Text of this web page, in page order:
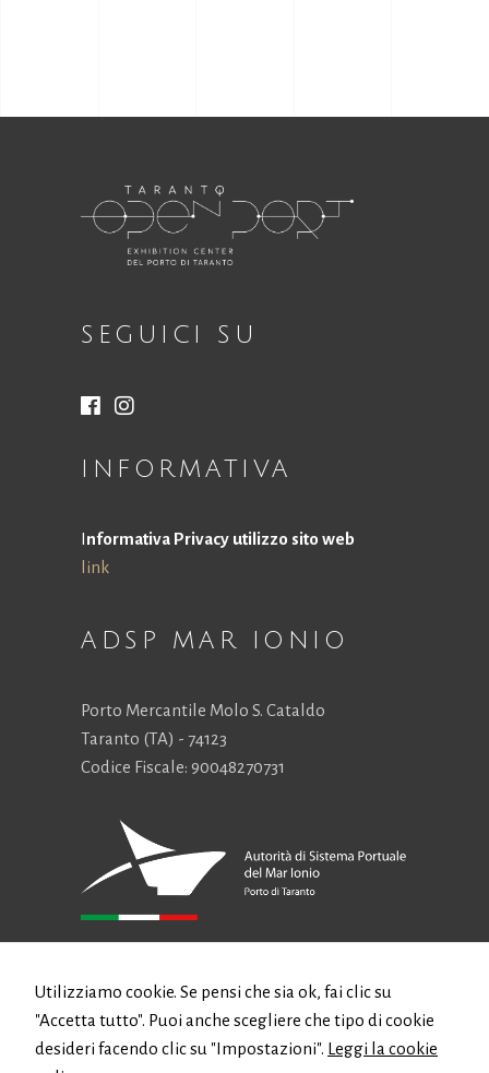
SEGUICI SU
INFORMATIVA
Informativa Privacy utilizzo sito web
link
ADSP MAR IONIO
Porto Mercantile Molo S. Cataldo
Taranto (TA) - 74123
Codice Fiscale: 90048270731
Email:
authority@port.taranto.it
Utilizziamo cookie. Se pensi che sia ok, fai clic su
"Accetta tutto". Puoi anche scegliere che tipo di cookie
desideri facendo clic su "Impostazioni". Leggi la cookie